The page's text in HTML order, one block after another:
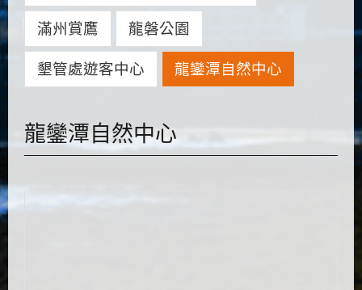
滿州賞鷹 龍磐公園
墾管處遊客中心 龍鑾潭自然中心
龍鑾潭自然中心